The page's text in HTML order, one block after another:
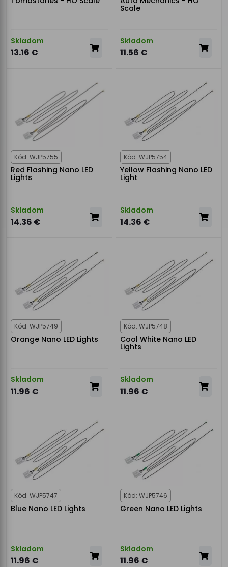
Skladom
13.16 €
Scale
Skladom
11.56 €
Kód: WJP5755
Red Flashing Nano LED
Lights
Skladom
14.36 €
Kód: WJP5754
Yellow Flashing Nano LED
Light
Skladom
14.36 €
Kód: WJP5749
Orange Nano LED Lights
Skladom
11.96 €
Kód: WJP5748
Cool White Nano LED
Lights
Skladom
11.96 €
Kód: WJP5747
Blue Nano LED Lights
Skladom
11.96 €
Kód: WJP5746
Green Nano LED Lights
Skladom
11.96 €